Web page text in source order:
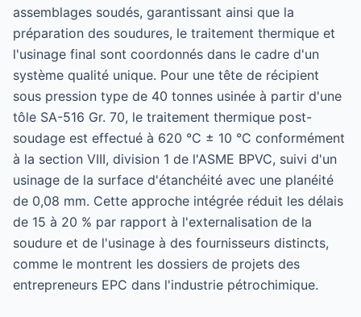
assemblages soudés, garantissant ainsi que la
préparation des soudures, le traitement thermique et
l'usinage final sont coordonnés dans le cadre d'un
système qualité unique. Pour une tête de récipient
sous pression type de 40 tonnes usinée à partir d'une
tôle SA-516 Gr. 70, le traitement thermique post-
soudage est effectué à 620 °C ± 10 °C conformément
à la section VIII, division 1 de l'ASME BPVC, suivi d'un
usinage de la surface d'étanchéité avec une planéité
de 0,08 mm. Cette approche intégrée réduit les délais
de 15 à 20 % par rapport à l'externalisation de la
soudure et de l'usinage à des fournisseurs distincts,
comme le montrent les dossiers de projets des
entrepreneurs EPC dans l'industrie pétrochimique.